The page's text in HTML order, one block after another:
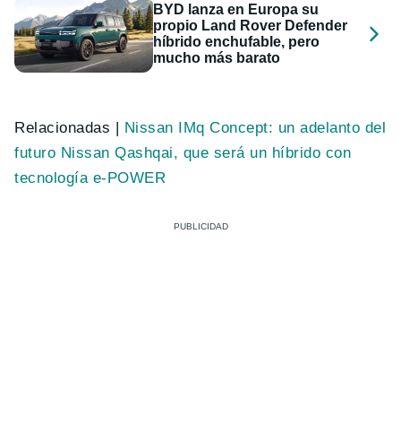
BYD lanza en Europa su
propio Land Rover Defender
híbrido enchufable, pero
mucho más barato
Relacionadas |
Nissan IMq Concept: un adelanto del
futuro Nissan Qashqai, que será un híbrido con
tecnología e-POWER